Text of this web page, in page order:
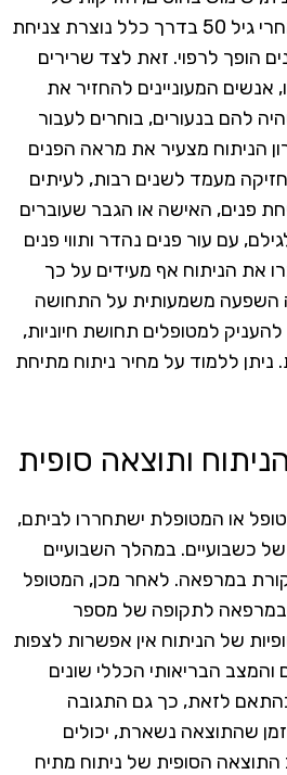
בוטוקס, פילינגים, ועוד. אחרי גיל 50 בדרך כלל נוצרת צניחת
הופך לרפוי. זאת לצד שרירים
אנשים המעוניינים להחזיר את
להם בנעורים, בוחרים לעבור
הניתוח מצעיר את מראה הפנים
מחזיקה מעמד לשנים רבות, לעיתים
פנים, האישה או הגבר שעוברים
עם עור פנים נהדר ותווי פנים
את הניתוח אף מעידים על כך
השפעה משמעותית על התחושה
למטופלים תחושת חיוניות,
ניתן ללמוד על מחיר ניתוח מתיחת
ותוצאה סופית
או המטופלת ישתחררו לביתם,
כשבועיים. במהלך השבועיים
במרפאה. לאחר מכן, המטופל
לתקופה של מספר
של הניתוח אין אפשרות לצפות
הבריאותי הכללי שונים
לזאת, כך גם התגובה
שהתוצאה נשארת, יכולים
הסופית של ניתוח מתיח